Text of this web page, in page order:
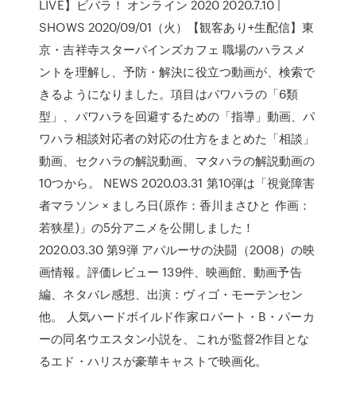
LIVE】ビバラ！ オンライン 2020 2020.7.10 |
SHOWS 2020/09/01（火）【観客あり+生配信】東
京・吉祥寺スターパインズカフェ 職場のハラスメ
ントを理解し、予防・解決に役立つ動画が、検索で
きるようになりました。項目はパワハラの「6類
型」、パワハラを回避するための「指導」動画、パ
ワハラ相談対応者の対応の仕方をまとめた「相談」
動画、セクハラの解説動画、マタハラの解説動画の
10つから。 NEWS 2020.03.31 第10弾は「視覚障害
者マラソン × ましろ日(原作：香川まさひと 作画：
若狭星)」の5分アニメを公開しました！
2020.03.30 第9弾 アパルーサの決闘（2008）の映
画情報。評価レビュー 139件、映画館、動画予告
編、ネタバレ感想、出演：ヴィゴ・モーテンセン
他。 人気ハードボイルド作家ロバート・B・パーカ
ーの同名ウエスタン小説を、これが監督2作目とな
るエド・ハリスが豪華キャストで映画化。